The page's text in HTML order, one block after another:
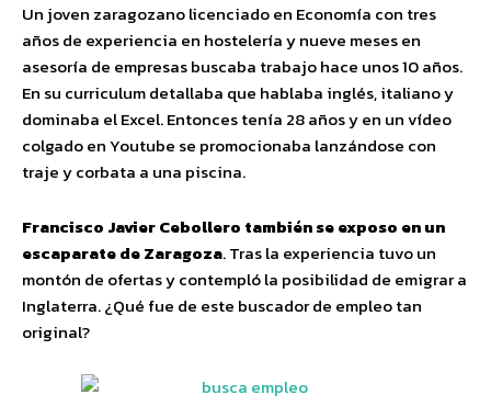
Un joven zaragozano licenciado en Economía con tres
años de experiencia en hostelería y nueve meses en
asesoría de empresas buscaba trabajo hace unos 10 años.
En su curriculum detallaba que hablaba inglés, italiano y
dominaba el Excel. Entonces tenía 28 años y en un vídeo
colgado en Youtube se promocionaba lanzándose con
traje y corbata a una piscina.
Francisco Javier Cebollero también se exposo en un
escaparate de Zaragoza. Tras la experiencia tuvo un
montón de ofertas y contempló la posibilidad de emigrar a
Inglaterra. ¿Qué fue de este buscador de empleo tan
original?